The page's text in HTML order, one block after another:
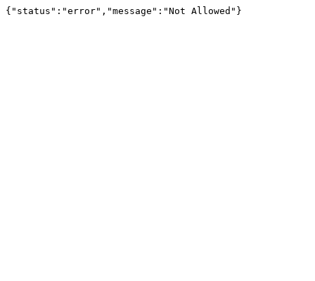
{"status":"error","message":"Not Allowed"}